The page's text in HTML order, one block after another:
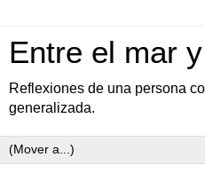
Entre el mar
Reflexiones de una persona
generalizada.